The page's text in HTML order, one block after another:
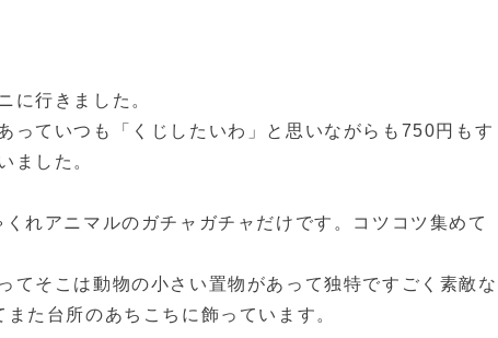
に行きました。
っていつも「くじしたいわ」と思いながらも750円もす
ました。
れアニマルのガチャガチャだけです。コツコツ集めて
てそこは動物の小さい置物があって独特ですごく素敵な
た台所のあちこちに飾っています。